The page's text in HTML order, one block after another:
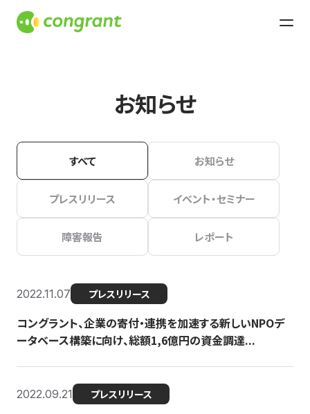
お知らせ
すべて お知らせ
プレスリリース イベント・セミナー
障害報告 レポート
2022.11.07 プレスリリース
コングラント、企業の寄付・連携を加速する新しいNPOデ
ータベース構築に向け、総額1,6億円の資金調達...
2022.09.21 プレスリリース